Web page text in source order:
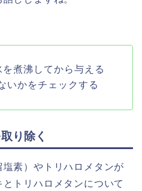
煮沸してから与える
いかをチェックする
り除く
素）やトリハロメタンが
トリハロメタンについて